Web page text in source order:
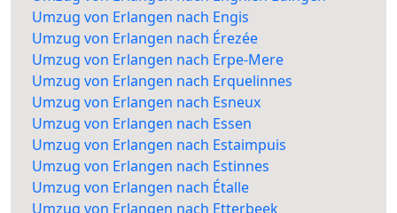
Umzug von Erlangen nach Engis
Umzug von Erlangen nach Érezée
Umzug von Erlangen nach Erpe-Mere
Umzug von Erlangen nach Erquelinnes
Umzug von Erlangen nach Esneux
Umzug von Erlangen nach Essen
Umzug von Erlangen nach Estaimpuis
Umzug von Erlangen nach Estinnes
Umzug von Erlangen nach Étalle
Umzug von Erlangen nach Etterbeek